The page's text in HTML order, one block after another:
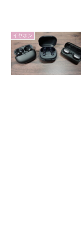
イヤホン